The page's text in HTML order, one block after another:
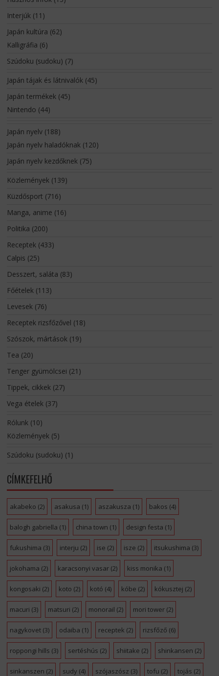
Interjúk(11)
Japán kultúra (62)
Kalligráfia (6)
Szúdoku (sudoku) (7)
Japán tájak és látnivalók(45)
Japán termékek(45)
Nintendo (44)
Japán nyelv(188)
Japán nyelv haladóknak(120)
Japán nyelv kezdőknek(75)
Közlemények(139)
Küzdősport (716)
Manga, anime (16)
Politika (200)
Receptek(433)
Calpis (25)
Desszert, saláta (83)
Főételek(113)
Levesek(76)
Receptek rizsfőzővel (18)
Szószok, mártások(19)
Tea (20)
Tenger gyümölcsei (21)
Tippek, cikkek(27)
Vega ételek(37)
Rólunk(10)
Közlemények(5)
Szúdoku (sudoku) (1)
CÍMKEFELHŐ
akabeko (2) asakusa (1) aszakusza (1) bakos (4)
balogh gabriella (1) china town (1) design festa (1)
fukushima (3) interju (2) ise (2) isze (2) itsukushima (3)
jokohama (2) karacsonyi vasar(2) kiss monika (1)
kongosaki (2) koto (2) kotó (4) kóbe (2) kókusztej (2)
macuri (3) matsuri (2) monorail (2) mori tower(2)
nagykovet(3) odaiba (1) receptek (2) rizsfőző (6)
roppongi hills (3) sertéshús (2) shiitake (2) shinkansen (2)
sinkanszen (2) sudy (4) szójaszósz (3) tofu (2) tojás (2)